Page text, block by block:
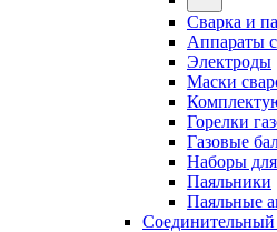
Сварка и
Аппараты
Электроды
Маски
Горелки
Газовые
Наборы для
Паяльники
Паяльные